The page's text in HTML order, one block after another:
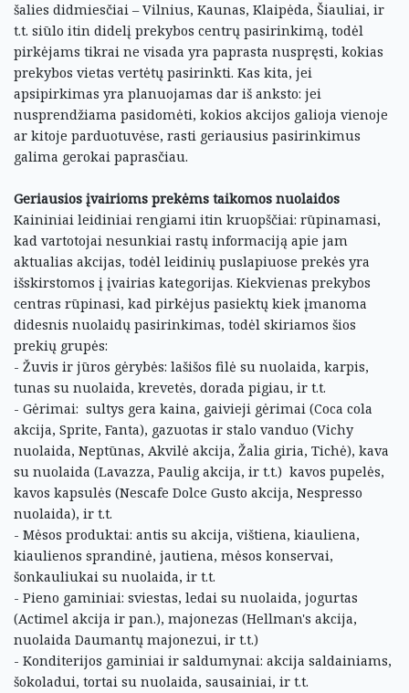
šalies didmiesčiai – Vilnius, Kaunas, Klaipėda, Šiauliai, ir
t.t. siūlo itin didelį prekybos centrų pasirinkimą, todėl
pirkėjams tikrai ne visada yra paprasta nuspręsti, kokias
prekybos vietas vertėtų pasirinkti. Kas kita, jei
apsipirkimas yra planuojamas dar iš anksto: jei
nusprendžiama pasidomėti, kokios akcijos galioja vienoje
ar kitoje parduotuvėse, rasti geriausius pasirinkimus
galima gerokai paprasčiau.
Geriausios įvairioms prekėms taikomos nuolaidos
Kaininiai leidiniai rengiami itin kruopščiai: rūpinamasi,
kad vartotojai nesunkiai rastų informaciją apie jam
aktualias akcijas, todėl leidinių puslapiuose prekės yra
išskirstomos į įvairias kategorijas. Kiekvienas prekybos
centras rūpinasi, kad pirkėjus pasiektų kiek įmanoma
didesnis nuolaidų pasirinkimas, todėl skiriamos šios
prekių grupės:
- Žuvis ir jūros gėrybės: lašišos filė su nuolaida, karpis,
tunas su nuolaida, krevetės, dorada pigiau, ir t.t.
- Gėrimai: sultys gera kaina, gaivieji gėrimai (Coca cola
akcija, Sprite, Fanta), gazuotas ir stalo vanduo (Vichy
nuolaida, Neptūnas, Akvilė akcija, Žalia giria, Tichė), kava
su nuolaida (Lavazza, Paulig akcija, ir t.t.) kavos pupelės,
kavos kapsulės (Nescafe Dolce Gusto akcija, Nespresso
nuolaida), ir t.t.
- Mėsos produktai: antis su akcija, vištiena, kiauliena,
kiaulienos sprandinė, jautiena, mėsos konservai,
šonkauliukai su nuolaida, ir t.t.
- Pieno gaminiai: sviestas, ledai su nuolaida, jogurtas
(Actimel akcija ir pan.), majonezas (Hellman's akcija,
nuolaida Daumantų majonezui, ir t.t.)
- Konditerijos gaminiai ir saldumynai: akcija saldainiams,
šokoladui, tortai su nuolaida, sausainiai, ir t.t.